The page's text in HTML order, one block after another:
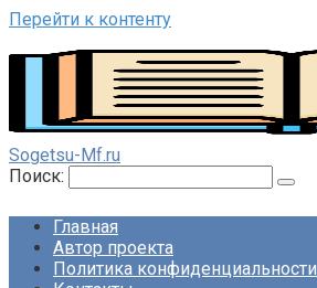
Перейти к контенту
Sogetsu-Mf.ru
Поиск:
Главная
Автор проекта
Политика конфиденциальности